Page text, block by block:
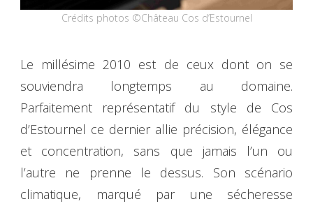
Crédits photos ©Château Cos d’Estournel
Le millésime 2010 est de ceux dont on se
souviendra longtemps au domaine.
Parfaitement représentatif du style de Cos
d’Estournel ce dernier allie précision, élégance
et concentration, sans que jamais l’un ou
l’autre ne prenne le dessus. Son scénario
climatique, marqué par une sécheresse